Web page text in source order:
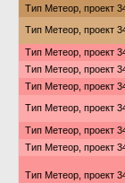
Тип Метеор, проект
Тип Метеор, проект
Тип Метеор, проект
Тип Метеор, проект
Тип Метеор, проект
Тип Метеор, проект
Тип Метеор, проект
Тип Метеор, проект
Тип Метеор, проект